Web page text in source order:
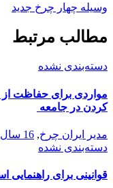
وسیله چهار چرخ جدید
مطالب مرتبط
دسته‌بندی نشده
مواردی برای حفاظت
کردن در جامعه
مدیر ایران چرخ, 16 سال قبل
دسته‌بندی نشده
قوانینی برای راهنمایی